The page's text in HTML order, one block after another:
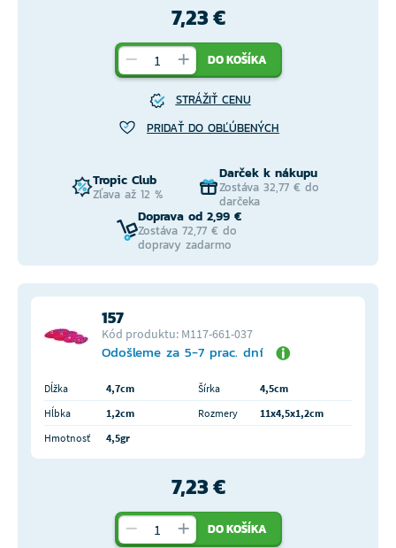
7,23 €
DO KOŠÍKA
STRÁŽIŤ CENU
PRIDAŤ DO OBĽÚBENÝCH
Tropic Club
Zľava až 12 %
Darček k nákupu
Zostáva 32,77 € do
darčeka
Doprava od 2,99 €
Zostáva 72,77 € do
dopravy zadarmo
157
Kód produktu: M117-661-037
Odošleme za 5-7 prac. dní
Dĺžka 4,7cm Šírka
4,5cm
Hĺbka
1,2cm Rozmery
11x4,5x1,2cm
Hmotnosť
4,5gr
7,23 €
DO KOŠÍKA